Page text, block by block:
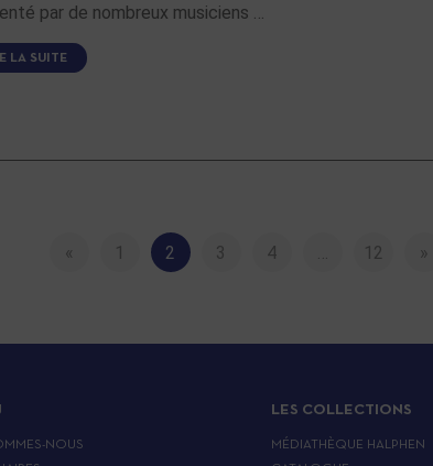
par de nombreux musiciens …
LA SUITE
« 1 2 3 4 … 12 »
NOUS
LES COLLECTIONS
MÉDIATHÈQUE HALPHEN